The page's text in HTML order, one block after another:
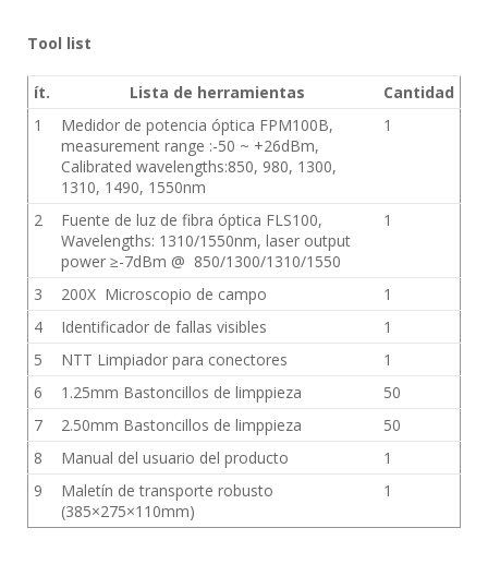
Tool list
ít. Lista de herramientas
Cantidad
1
Medidor de potencia óptica FPM100B,
measurement range :-50 ~ +26dBm,
Calibrated wavelengths:850, 980, 1300,
1310, 1490, 1550nm
1
2
Fuente de luz de fibra óptica FLS100,
Wavelengths: 1310/1550nm, laser output
power ≥-7dBm @ 850/1300/1310/1550
1
3 200X Microscopio de campo
1
4
Identificador de fallas visibles
1
5
NTT Limpiador para conectores
1
6
1.25mm Bastoncillos de limppieza
50
7
2.50mm Bastoncillos de limppieza
50
8
Manual del usuario del producto
1
9
Maletín de transporte robusto
(385×275×110mm)
1